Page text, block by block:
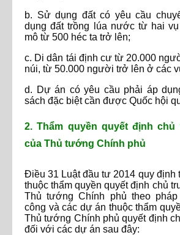
b. Sử dụng đất có yêu cầu
dụng đất trồng lúa nước từ hai
mô từ 500 héc ta trở lên;
c. Di dân tái định cư từ 20.000
núi, từ 50.000 người trở lên ở các
d. Dự án có yêu cầu phải áp
sách đặc biệt cần được Quốc hội
2. Thẩm quyền quyết định
của Thủ tướng Chính phủ
Điều 31 Luật đầu tư 2014 quy định
thuộc thẩm quyền quyết định chủ
Thủ tướng Chính phủ theo
công và các dự án thuộc thẩm
Thủ tướng Chính phủ quyết định
đối với các dự án sau đây: